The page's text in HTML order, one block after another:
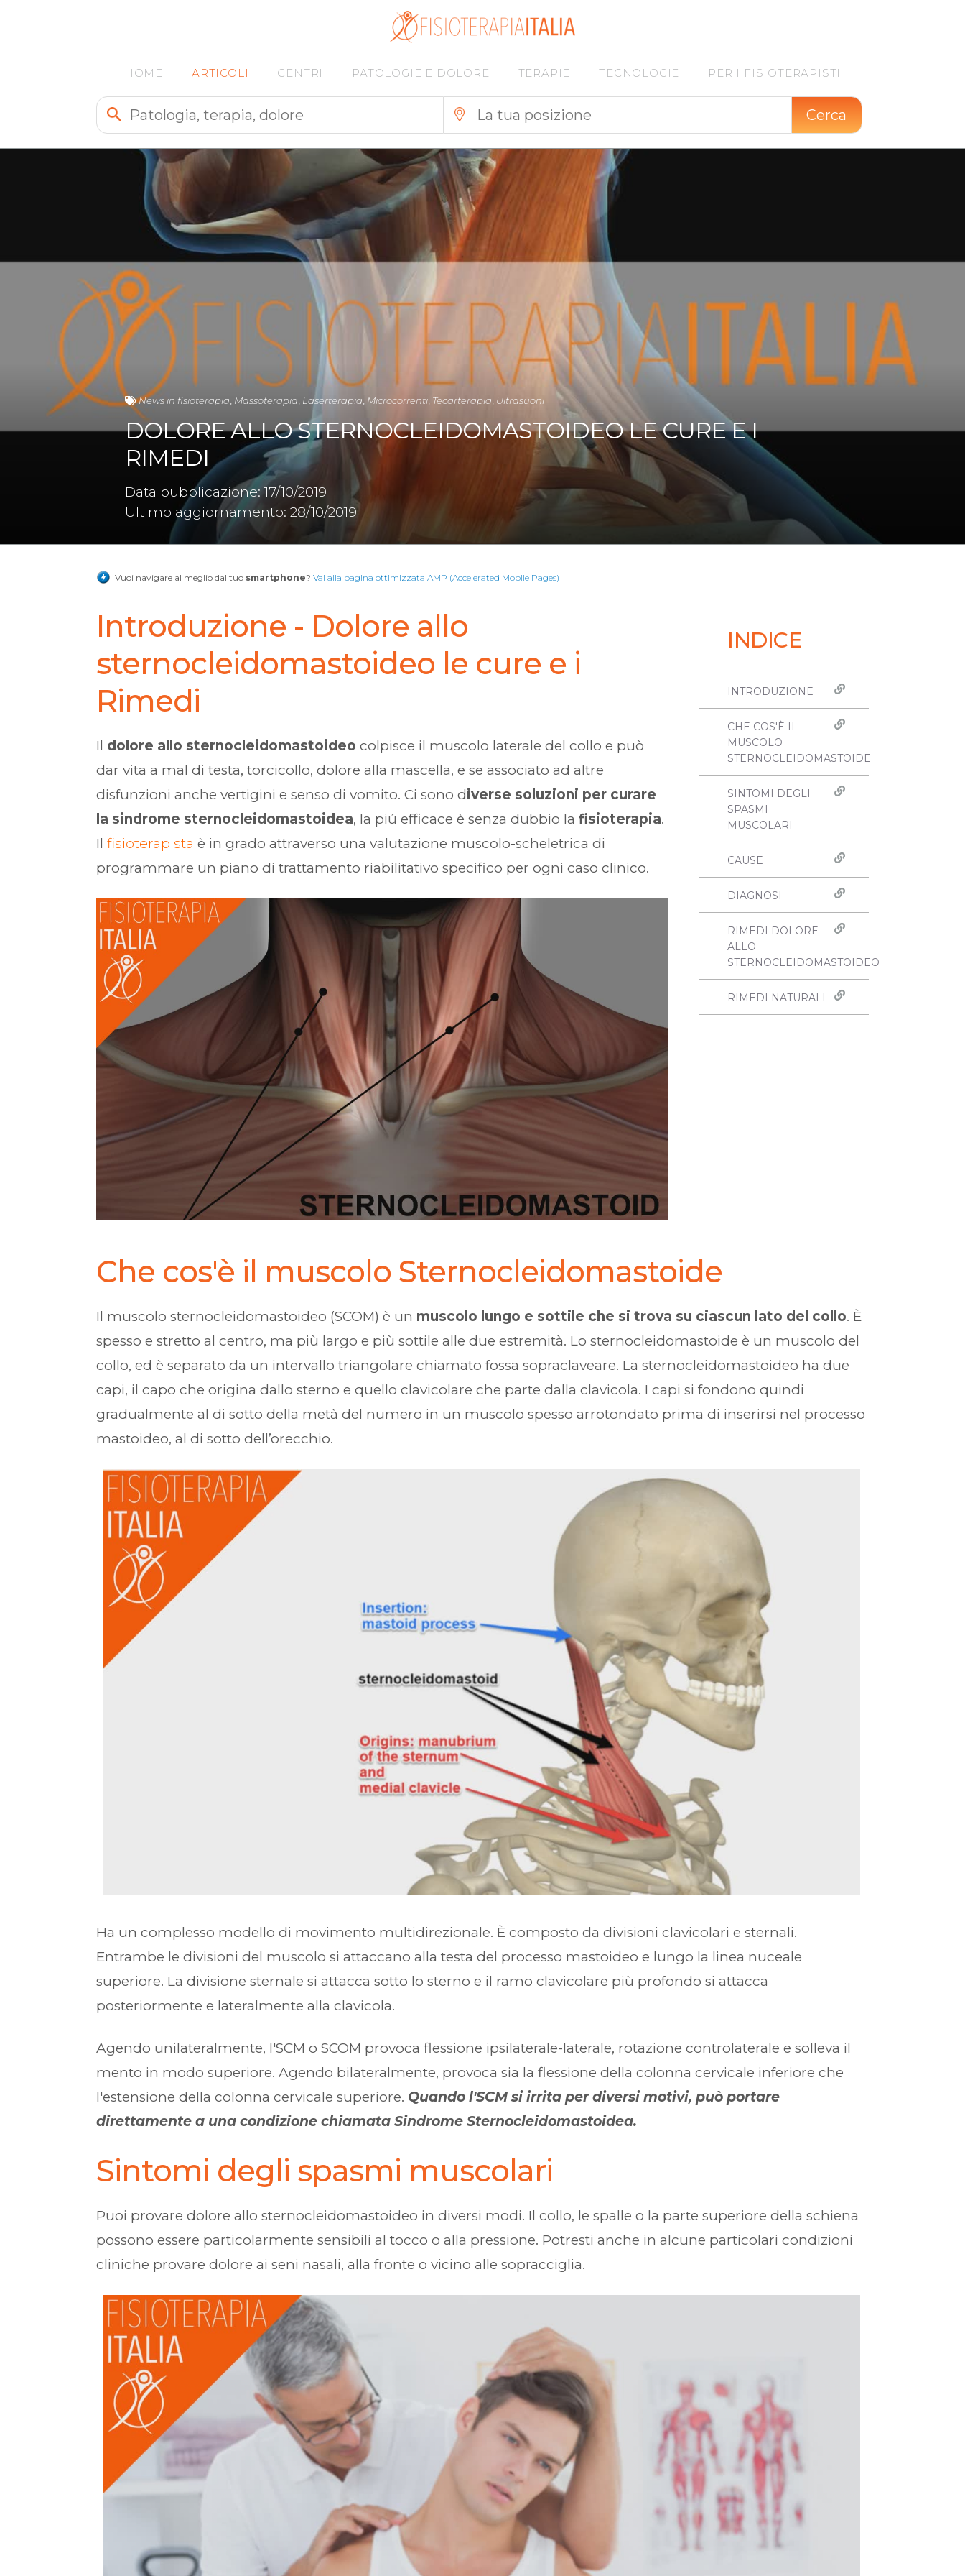
HOME ARTICOLI CENTRI PATOLOGIE E DOLORE TERAPIE TECNOLOGIE PER I FISIOTERAPISTI
Cerca
News in fisioterapia Massoterapia Laserterapia Microcorrenti, Tecarterapia Ultrasuoni
DOLORE ALLO STERNOCLEIDOMASTOIDEO LE CURE E I
RIMEDI
Data pubblicazione: 17/10/2019
Ultimo aggiornamento: 28/10/2019
Vuoi navigare al meglio dal tuo smartphone?Vai alla pagina ottimizzata AMP (Accelerated Mobile Pages)
Introduzione - Dolore allo
sternocleidomastoideo le cure e i
Rimedi
Il dolore allo sternocleidomastoideo colpisce il muscolo laterale del collo e può
dar vita a mal di testa, torcicollo, dolore alla mascella, e se associato ad altre
disfunzioni anche vertigini e senso di vomito. Ci sono diverse soluzioni per curare
la sindrome sternocleidomastoidea, la piú efficace è senza dubbio lafisioterapia.
Ilfisioterapista è in grado attraverso una valutazione muscolo-scheletrica di
programmare un piano di trattamento riabilitativo specifico per ogni caso clinico.
INDICE
INTRODUZIONE
CHE COS'È IL
MUSCOLO
STERNOCLEIDOMASTOIDE
SINTOMI DEGLI
SPASMI
MUSCOLARI
CAUSE
DIAGNOSI
RIMEDI DOLORE
ALLO
STERNOCLEIDOMASTOIDEO
RIMEDI NATURALI
Che cos'è il muscolo Sternocleidomastoide
Il muscolo sternocleidomastoideo (SCOM) è un muscolo lungo e sottile che si trova su ciascun lato del collo. È
spesso e stretto al centro, ma più largo e più sottile alle due estremità. Lo sternocleidomastoide è un muscolo del
collo, ed è separato da un intervallo triangolare chiamato fossa sopraclaveare. La sternocleidomastoideo ha due
capi, il capo che origina dallo sterno e quello clavicolare che parte dalla clavicola. I capi si fondono quindi
gradualmente al di sotto della metà del numero in un muscolo spesso arrotondato prima di inserirsi nel processo
mastoideo, al di sotto dell’orecchio.
Ha un complesso modello di movimento multidirezionale. È composto da divisioni clavicolari e sternali.
Entrambe le divisioni del muscolo si attaccano alla testa del processo mastoideo e lungo la linea nuceale
superiore. La divisione sternale si attacca sotto lo sterno e il ramo clavicolare più profondo si attacca
posteriormente e lateralmente alla clavicola.
Agendo unilateralmente, l'SCM o SCOM provoca flessione ipsilaterale-laterale, rotazione controlaterale e solleva il
mento in modo superiore. Agendo bilateralmente, provoca sia la flessione della colonna cervicale inferiore che
l'estensione della colonna cervicale superiore. Quando l'SCM si irrita per diversi motivi, può portare
direttamente a una condizione chiamata Sindrome Sternocleidomastoidea.
Sintomi degli spasmi muscolari
Puoi provare dolore allo sternocleidomastoideo in diversi modi. Il collo, le spalle o la parte superiore della schiena
possono essere particolarmente sensibili al tocco o alla pressione. Potresti anche in alcune particolari condizioni
cliniche provare dolore ai seni nasali, alla fronte o vicino alle sopracciglia.